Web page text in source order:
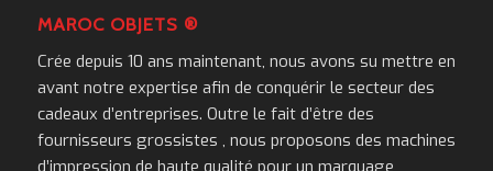
MAROC OBJETS ®
Crée depuis 10 ans maintenant, nous avons su mettre en
avant notre expertise afin de conquérir le secteur des
cadeaux d’entreprises. Outre le fait d’être des
fournisseurs grossistes , nous proposons des machines
d’impression de haute qualité pour un marquage